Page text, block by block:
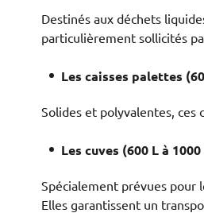
Destinés aux déchets
particulièrement sollicités
Les caisses palettes
Solides et polyvalentes, ces
Les cuves (600 L à 1000
Spécialement prévues pour
Elles garantissent un